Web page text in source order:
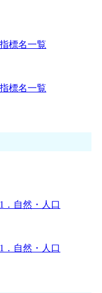
標名一覧
標名一覧
．自然・人口
．自然・人口